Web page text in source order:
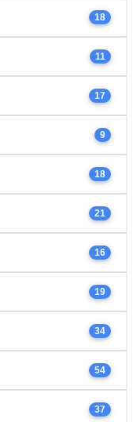
18
11
17
9
18
21
16
19
34
54
37